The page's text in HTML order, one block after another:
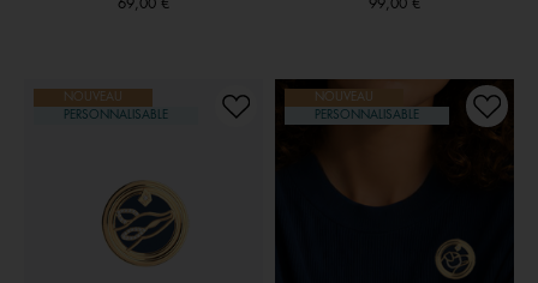
69,00 € 99,00 €
NOUVEAU
PERSONNALISABLE
NOUVEAU
PERSONNALISABLE